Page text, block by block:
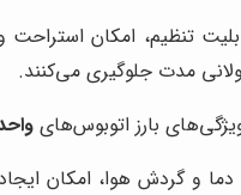
تنظیم، امکان
مدت جلوگیری می‌کنند.
بارز اتوبوس‌های
دما و گردش هوا، امکان